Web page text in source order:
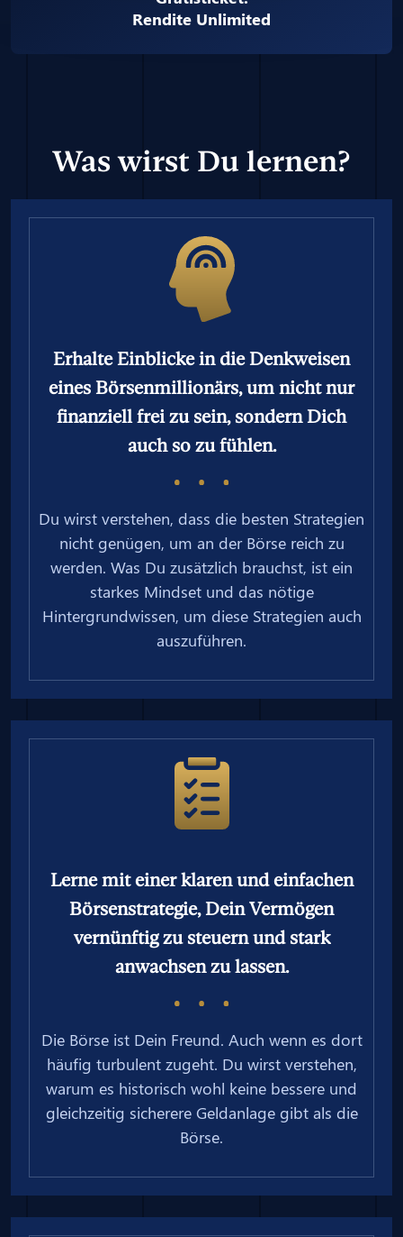
Rendite Unlimited
Was wirst Du lernen?
Erhalte Einblicke in die Denkweisen
eines Börsenmillionärs, um nicht nur
finanziell frei zu sein, sondern Dich
auch so zu fühlen.
Du wirst verstehen, dass die besten Strategien
nicht genügen, um an der Börse reich zu
werden. Was Du zusätzlich brauchst, ist ein
starkes Mindset und das nötige
Hintergrundwissen, um diese Strategien auch
auszuführen.
Lerne mit einer klaren und einfachen
Börsenstrategie, Dein Vermögen
vernünftig zu steuern und stark
anwachsen zu lassen.
Die Börse ist Dein Freund. Auch wenn es dort
häufig turbulent zugeht. Du wirst verstehen,
warum es historisch wohl keine bessere und
gleichzeitig sicherere Geldanlage gibt als die
Börse.